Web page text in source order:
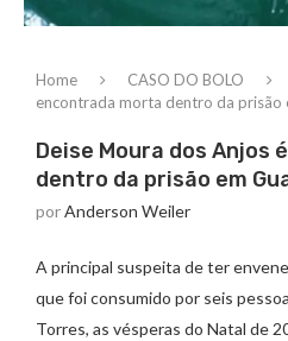
Home CASO DO BOLO
encontrada morta dentro da prisão
Deise Moura dos Anjos
dentro da prisão em
porAnderson Weiler
A principal suspeita de ter
que foi consumido por seis
Torres, as vésperas do Natal de